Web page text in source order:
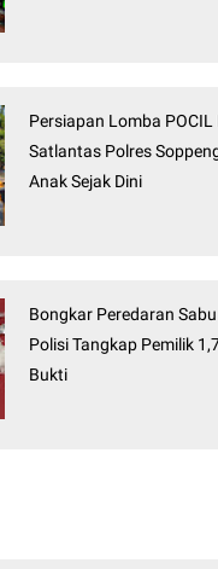
Persiapan Lomba POCIL
Satlantas Polres
Anak Sejak Dini
Bongkar Peredaran
Polisi Tangkap Pemilik
Bukti